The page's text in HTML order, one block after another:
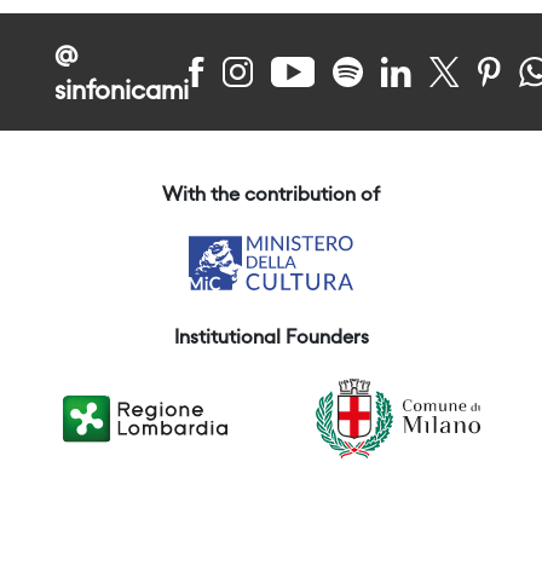
@
sinfonicami
With the contribution of
Institutional Founders